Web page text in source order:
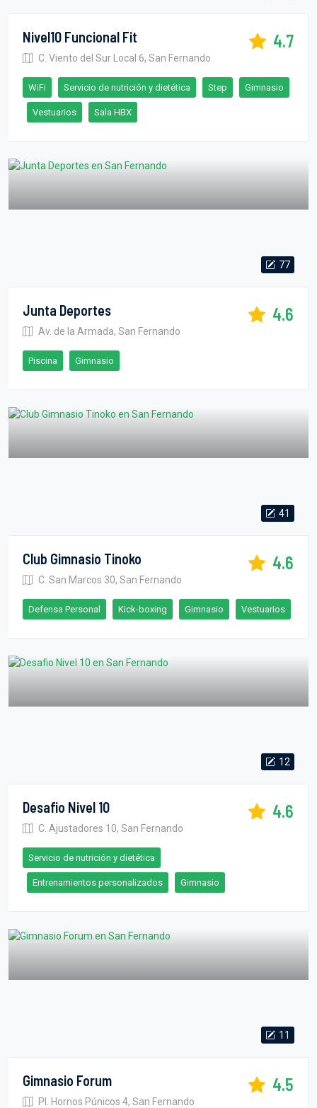
Nivel10 Funcional Fit
C. Viento del Sur Local 6, San Fernando
4.7
WiFi Servicio de nutrición y dietética Step Gimnasio
Vestuarios Sala HBX
77
Junta Deportes
Av. de la Armada, San Fernando
4.6
Piscina Gimnasio
41
Club Gimnasio Tinoko
C. San Marcos 30, San Fernando
4.6
Defensa Personal Kick-boxing Gimnasio Vestuarios
12
Desafio Nivel 10
C. Ajustadores 10, San Fernando
4.6
Servicio de nutrición y dietética
Entrenamientos personalizados Gimnasio
11
Gimnasio Forum
Pl. Hornos Púnicos 4, San Fernando
4.5